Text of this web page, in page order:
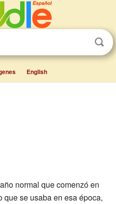
English
normal que comenzó en
se usaba en esa época,